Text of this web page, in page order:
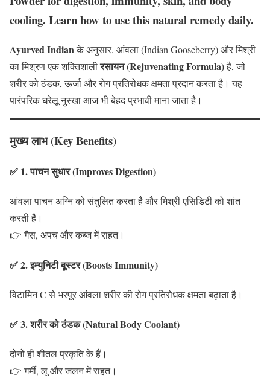
cooling. Learn how to use this natural remedy daily.
Ayurved Indianके अनुसार, आंवला (Indian Gooseberry) और मिश्री
का मिश्रण एक शक्तिशालीरसायन (Rejuvenating Formula)है, जो
शरीर को ठंडक, ऊर्जा और रोग प्रतिरोधक क्षमता प्रदान करता है। यह
पारंपरिक घरेलू नुस्खा आज भी बेहद प्रभावी माना जाता है।
मुख्य लाभ (Key Benefits)
✅ 1. पाचन सुधार (Improves Digestion)
आंवला पाचन अग्नि को संतुलित करता है और मिश्री एसिडिटी को शांत
करती है।
👉 गैस, अपच और कब्ज में राहत।
✅ 2. इम्युनिटी बूस्टर (Boosts Immunity)
विटामिन C से भरपूर आंवला शरीर की रोग प्रतिरोधक क्षमता बढ़ाता है।
✅ 3. शरीर को ठंडक (Natural Body Coolant)
दोनों ही शीतल प्रकृति के हैं।
👉 गर्मी, लू और जलन में राहत।